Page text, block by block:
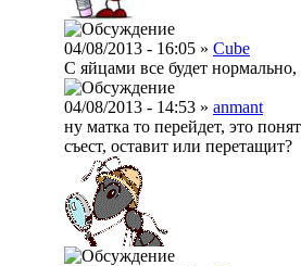
04/08/2013 - 16:05 » Cube
С яйцами все будет нормально,
04/08/2013 - 14:53 » anmant
ну матка то перейдет, это
съест, оставит или перетащит?